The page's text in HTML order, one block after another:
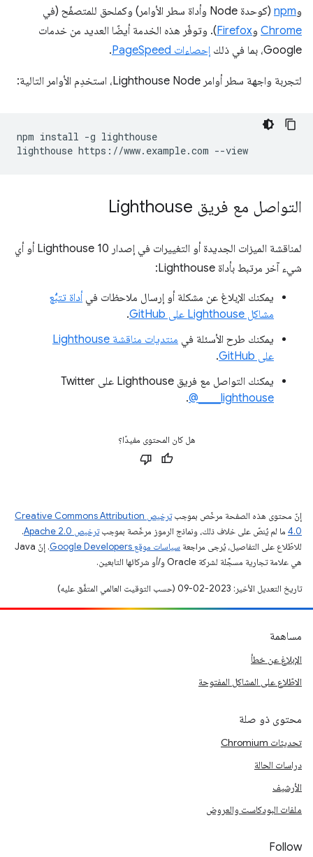
وnpm (كوحدة Node وأداة سطر الأوامر) وكملحق للمتصفّح (في
Chrome وFirefox). وتوفّر هذه الخدمة أيضًا العديد من خدمات
Google، بما في ذلك
إحصاءات PageSpeed .
لتجربة واجهة سطر أوامر Lighthouse Node، استخدِم الأوامر التالية:
npm install -g lighthouse
التواصل مع فريق Lighthouse
لمناقشة الميزات الجديدة أو التغييرات في إصدار Lighthouse 10 أو أي
شيء آخر مرتبط بأداة Lighthouse:
يمكنك الإبلاغ عن مشكلة أو إرسال ملاحظات في أداة تتبُّع
مشاكل Lighthouse على GitHub
.
يمكنك طرح الأسئلة في
منتديات مناقشة Lighthouse
على GitHub
.
يمكنك التواصل مع فريق Lighthouse على Twitter
@____lighthouse
.
هل كان المحتوى مفيدًا؟
إنّ محتوى هذه الصفحة مرخّص بموجب
ترخيص Creative Commons Attribution
4.0‏ ما لم يُنصّ على خلاف ذلك، ونماذج الرموز مرخّصة بموجبترخيص Apache 2.0‏
.
للاطّلاع على التفاصيل، يُرجى مراجعة سياسات موقع Google Developers‏
. إنّ Java
هي علامة تجارية مسجَّلة لشركة Oracle و/أو شركائها التابعين.
تاريخ التعديل الأخير: 2023-02-09 (حسب التوقيت العالمي المتفَّق عليه)
مساهمة
الإبلاغ عن خطأ
الاطّلاع على المشاكل المفتوحة
محتوى ذو صلة
تحديثات Chromium
دراسات الحالة
الأرشيف
ملفات البودكاست والعروض
Follow